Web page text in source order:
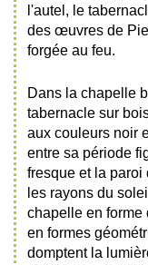
l'autel, le
des œuvres de
forgée au feu.
Dans la chapelle
tabernacle sur
aux couleurs noir
entre sa période
fresque et la paroi
les rayons du
chapelle en forme
en formes
domptent la